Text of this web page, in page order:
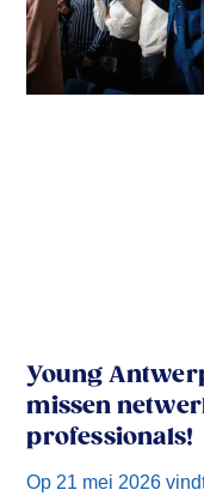
Young
missen
professionals!
Op 21 mei 2026